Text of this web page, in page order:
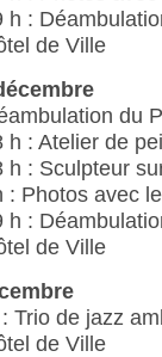
h :
de Ville
du
h : Atelier de
h : Sculpteur
: Photos avec
h :
de Ville
: Trio de jazz
de Ville